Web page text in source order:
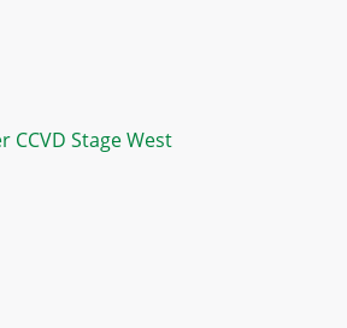
CCVD Stage West